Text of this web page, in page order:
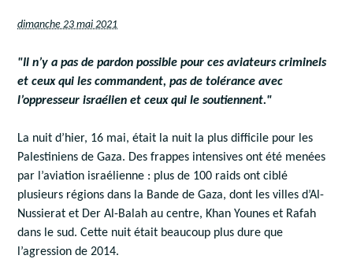
dimanche 23 mai 2021
"Il n’y a pas de pardon possible pour ces aviateurs criminels
et ceux qui les commandent, pas de tolérance avec
l’oppresseur israélien et ceux qui le soutiennent."
La nuit d’hier, 16 mai, était la nuit la plus difficile pour les
Palestiniens de Gaza. Des frappes intensives ont été menées
par l’aviation israélienne : plus de 100 raids ont ciblé
plusieurs régions dans la Bande de Gaza, dont les villes d’Al-
Nussierat et Der Al-Balah au centre, Khan Younes et Rafah
dans le sud. Cette nuit était beaucoup plus dure que
l’agression de 2014.